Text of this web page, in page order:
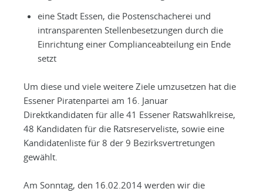
eine Stadt Essen, die Postenschacherei und
intransparenten Stellenbesetzungen durch die
Einrichtung einer Complianceabteilung ein Ende
setzt
Um diese und viele weitere Ziele umzusetzen hat die
Essener Piratenpartei am 16. Januar
Direktkandidaten für alle 41 Essener Ratswahlkreise,
48 Kandidaten für die Ratsreserveliste, sowie eine
Kandidatenliste für 8 der 9 Bezirksvertretungen
gewählt.
Am Sonntag, den 16.02.2014 werden wir die